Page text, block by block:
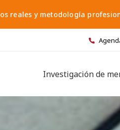
reales y metodología
Investigación de